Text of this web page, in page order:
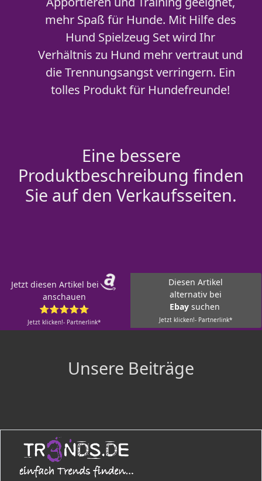
mehr Spaß für Hunde. Mit Hilfe des
Hund Spielzeug Set wird Ihr
Verhältnis zu Hund mehr vertraut und
die Trennungsangst verringern. Ein
tolles Produkt für Hundefreunde!
Eine bessere
Produktbeschreibung finden
Sie auf den Verkaufsseiten.
Jetzt diesen Artikel bei
anschauen
⭐⭐⭐⭐⭐
Jetzt klicken!- Partnerlink*
Diesen Artikel
alternativ bei
Ebay suchen
Jetzt klicken!- Partnerlink*
Unsere Beiträge